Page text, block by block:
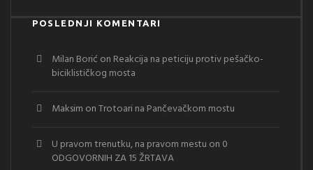
POSLEDNJI KOMENTARI
Milan Borić on Reakcija na peticiju protiv pešačko-
biciklističkog mosta
Maksim onTrotoari na Pančevačkom mostu
U pravom trenutku, na pravom mestu on 0
ODGOVORNIH ZA 15 ŽRTAVA